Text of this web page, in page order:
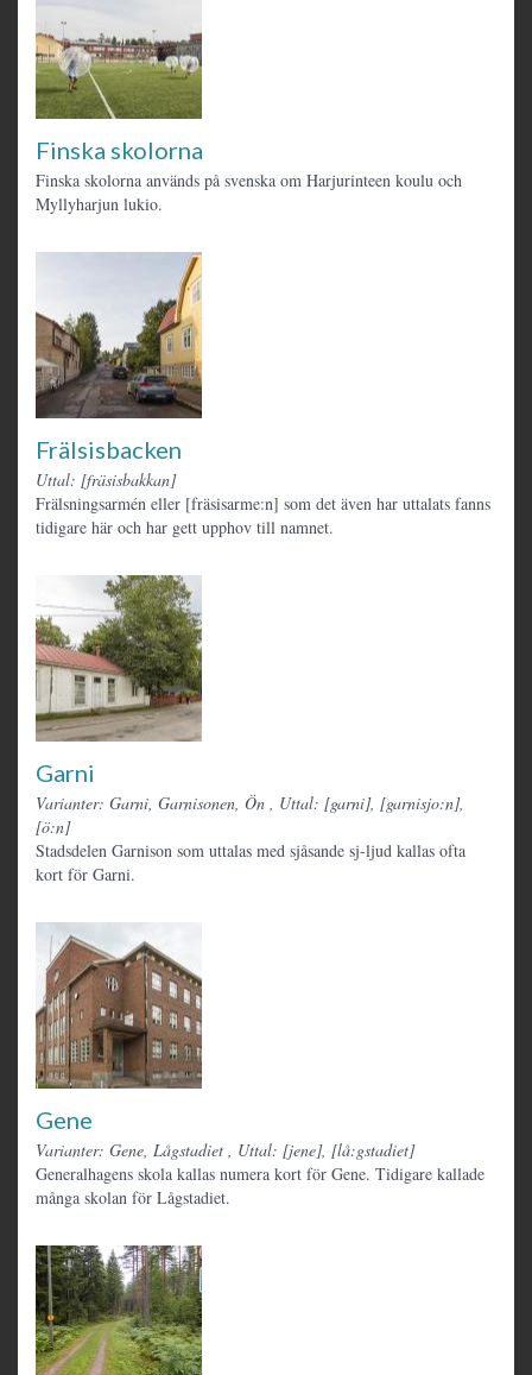
Finska skolorna
Finska skolorna används på svenska om Harjurinteen koulu och
Myllyharjun lukio.
Frälsisbacken
Uttal: [fräsisbakkan]
Frälsningsarmén eller [fräsisarme:n] som det även har uttalats fanns
tidigare här och har gett upphov till namnet.
Garni
Varianter: Garni, Garnisonen, Ön , Uttal: [garni], [garnisjo:n],
[ö:n]
Stadsdelen Garnison som uttalas med sjåsande sj-ljud kallas ofta
kort för Garni.
Gene
Varianter: Gene, Lågstadiet , Uttal: [jene], [lå:gstadiet]
Generalhagens skola kallas numera kort för Gene. Tidigare kallade
många skolan för Lågstadiet.